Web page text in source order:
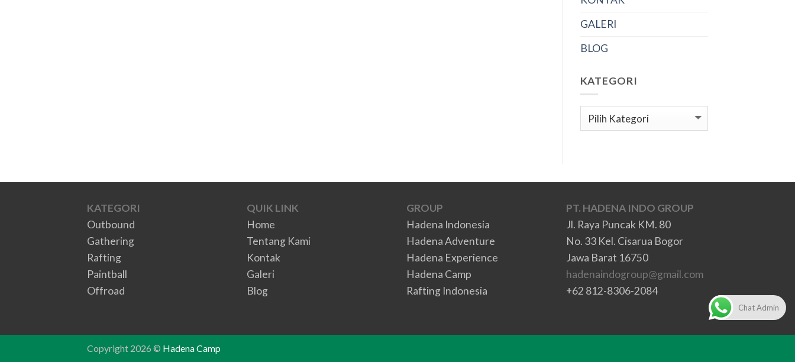
GALERI
BLOG
KATEGORI
Kategori
KATEGORI
Outbound
Gathering
Rafting
Paintball
Offroad
QUIK LINK
Home
Tentang Kami
Kontak
Galeri
Blog
GROUP
Hadena Indonesia
Hadena Adventure
Hadena Experience
Hadena Camp
Rafting Indonesia
PT. HADENA INDO GROUP
Jl. Raya Puncak KM. 80
No. 33 Kel. Cisarua Bogor
Jawa Barat 16750
hadenaindogroup@gmail.com
+62 812-8306-2084
Copyright 2026 © Hadena Camp
Chat Admin